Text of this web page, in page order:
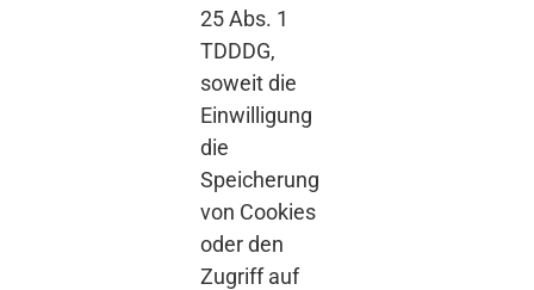
25 Abs. 1
TDDDG,
soweit die
Einwilligung
die
Speicherung
von Cookies
oder den
Zugriff auf